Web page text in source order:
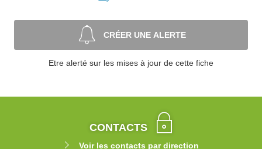
CRÉER UNE ALERTE
Etre alerté sur les mises à jour de cette fiche
CONTACTS
Voir les contacts par direction